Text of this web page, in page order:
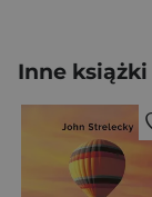
Inne książki